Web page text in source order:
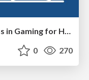
0 270